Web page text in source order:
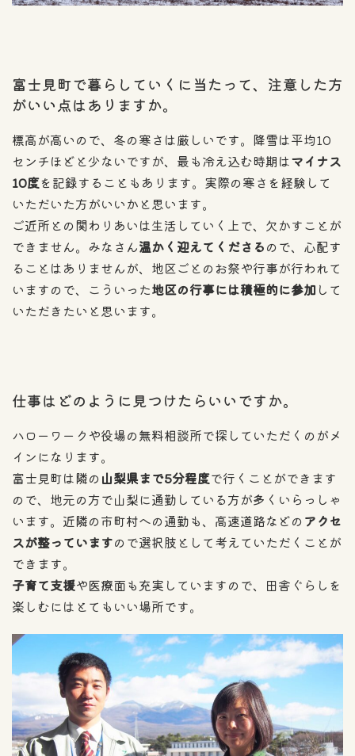
富士見町で暮らしていくに当たって、注意した方
がいい点はありますか。
標高が高いので、冬の寒さは厳しいです。降雪は平均10
センチほどと少ないですが、最も冷え込む時期はマイナス
10度を記録することもあります。実際の寒さを経験して
いただいた方がいいかと思います。
ご近所との関わりあいは生活していく上で、欠かすことが
できません。みなさん温かく迎えてくださるので、心配す
ることはありませんが、地区ごとのお祭や行事が行われて
いますので、こういった地区の行事には積極的に参加 して
いただきたいと思います。
仕事はどのように見つけたらいいですか。
ハローワークや役場の無料相談所で探していただくのがメ
インになります。
富士見町は隣の 山梨県まで5分程度で行くことができます
ので、地元の方で山梨に通勤している方が多くいらっしゃ
います。近隣の市町村への通勤も、高速道路などの アクセ
スが整っていますので選択肢として考えていただくことが
できます。
子育て支援や医療面も充実していますので、田舎ぐらしを
楽しむにはとてもいい場所です。